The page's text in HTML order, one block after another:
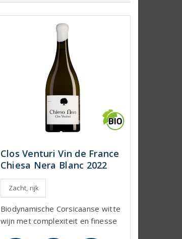
Clos Venturi Vin de France
Chiesa Nera Blanc 2022
Zacht, rijk
Biodynamische Corsicaanse witte
wijn met complexiteit en finesse